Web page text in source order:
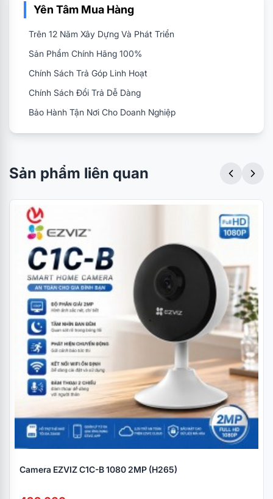
Yên Tâm Mua Hàng
Trên 12 Năm Xây Dựng Và Phát Triển
Sản Phẩm Chính Hãng 100%
Chính Sách Trả Góp Linh Hoạt
Chính Sách Đổi Trả Dễ Dàng
Bảo Hành Tận Nơi Cho Doanh Nghiệp
Sản phẩm liên quan
Camera EZVIZ C1C-B 1080 2MP (H265)